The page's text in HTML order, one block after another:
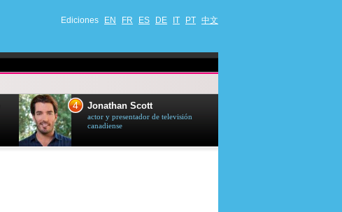
Ediciones EN FR ES DE IT PT 中文
4 Jonathan Scott
actor y presentador de televisión
canadiense